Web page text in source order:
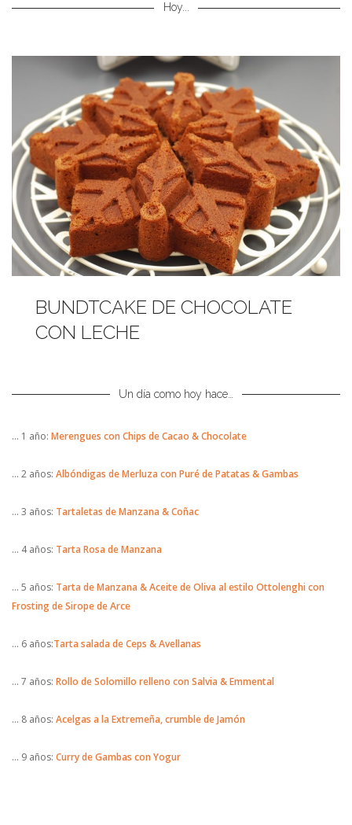
Hoy...
BUNDTCAKE DE CHOCOLATE
CON LECHE
Un día como hoy hace…
… 1 año: Merengues con Chips de Cacao & Chocolate
… 2 años: Albóndigas de Merluza con Puré de Patatas & Gambas
… 3 años: Tartaletas de Manzana & Coñac
… 4 años: Tarta Rosa de Manzana
… 5 años: Tarta de Manzana & Aceite de Oliva al estilo Ottolenghi con
Frosting de Sirope de Arce
… 6 años:Tarta salada de Ceps & Avellanas
… 7 años: Rollo de Solomillo relleno con Salvia & Emmental
… 8 años: Acelgas a la Extremeña, crumble de Jamón
… 9 años: Curry de Gambas con Yogur